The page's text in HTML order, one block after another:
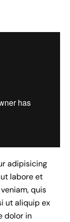
adipisicing
labore et
quis
ut aliquip ex
dolor in